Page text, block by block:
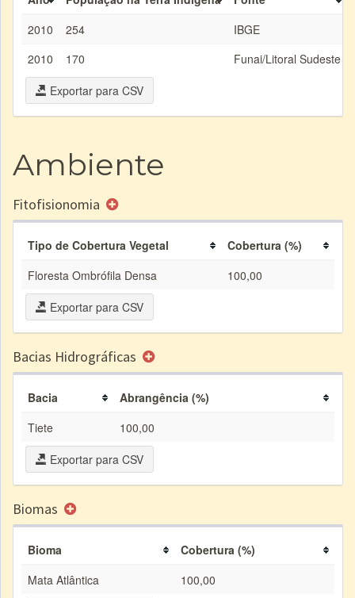
2010
254
IBGE
2010
170
Funai/Litoral Sudeste
Exportar para CSV
Ambiente
Fitofisionomia
Tipo de Cobertura Vegetal
Cobertura (%)
Floresta Ombrófila Densa
100,00
Exportar para CSV
Bacias Hidrográficas
Bacia
Abrangência (%)
Tiete
100,00
Exportar para CSV
Biomas
Bioma
Cobertura (%)
Mata Atlântica
100,00